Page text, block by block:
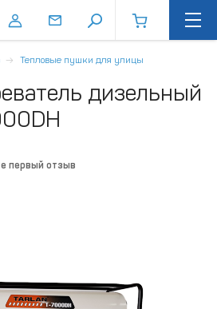
Тепловые пушки для улицы
дизельный
первый отзыв